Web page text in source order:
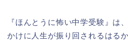
『ほんとうに怖い中学受験』は
かけに人生が振り回されるはる